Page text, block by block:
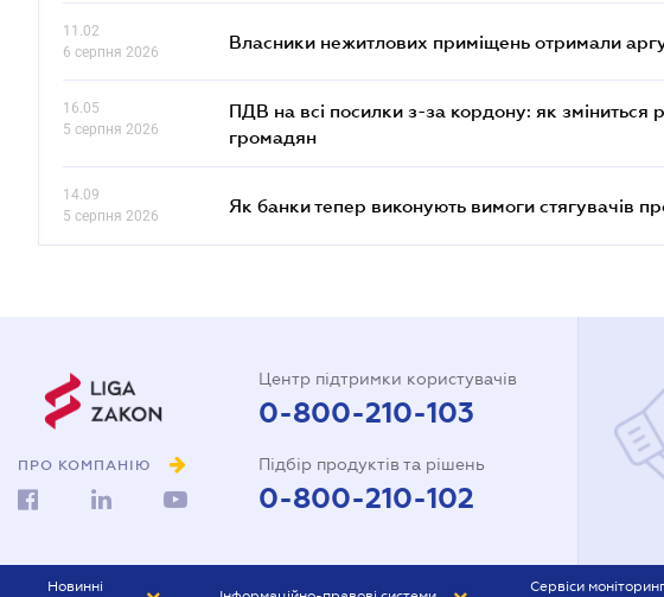
11.02
6 серпня 2026
Власники нежитлових приміщень отримали
16.05
5 серпня 2026
ПДВ на всі посилки з-за кордону: як зміниться
громадян
14.09
5 серпня 2026
Як банки тепер виконують вимоги стягувачів
ПРО КОМПАНІЮ
Центр підтримки користувачів
0-800-210-103
Підбір продуктів та рішень
0-800-210-102
Новинні Сервіси